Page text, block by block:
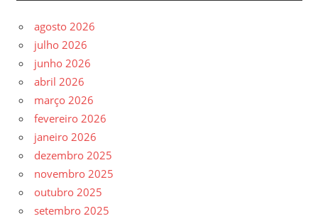
agosto 2026
julho 2026
junho 2026
abril 2026
março 2026
fevereiro 2026
janeiro 2026
dezembro 2025
novembro 2025
outubro 2025
setembro 2025